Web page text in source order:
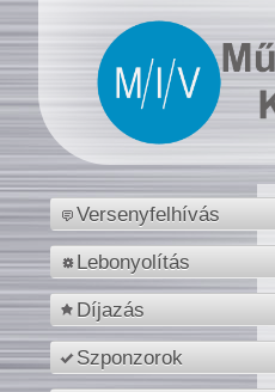
Versenyfelhívás
Lebonyolítás
Díjazás
Szponzorok